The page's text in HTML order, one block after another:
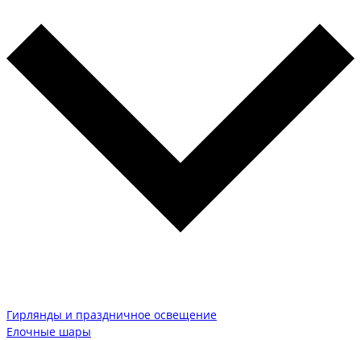
Гирлянды и праздничное освещение
Елочные шары